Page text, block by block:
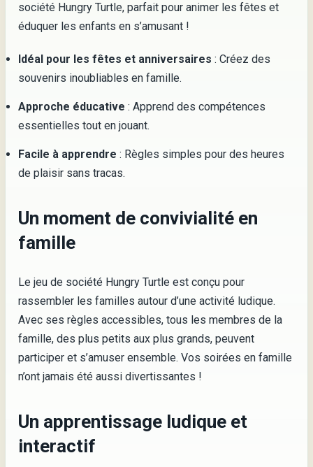
société Hungry Turtle, parfait pour animer les fêtes et
éduquer les enfants en s’amusant !
Idéal pour les fêtes et anniversaires : Créez des
souvenirs inoubliables en famille.
Approche éducative : Apprend des compétences
essentielles tout en jouant.
Facile à apprendre : Règles simples pour des heures
de plaisir sans tracas.
Un moment de convivialité en
famille
Le jeu de société Hungry Turtle est conçu pour
rassembler les familles autour d’une activité ludique.
Avec ses règles accessibles, tous les membres de la
famille, des plus petits aux plus grands, peuvent
participer et s’amuser ensemble. Vos soirées en famille
n’ont jamais été aussi divertissantes !
Un apprentissage ludique et
interactif